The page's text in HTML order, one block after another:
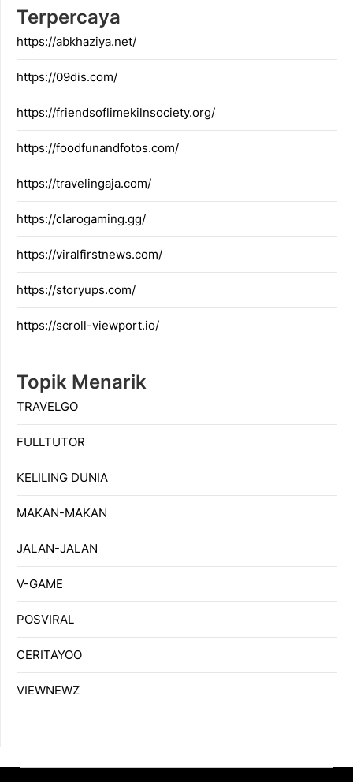
Terpercaya
https://abkhaziya.net/
https://09dis.com/
https://friendsoflimekilnsociety.org/
https://foodfunandfotos.com/
https://travelingaja.com/
https://clarogaming.gg/
https://viralfirstnews.com/
https://storyups.com/
https://scroll-viewport.io/
Topik Menarik
TRAVELGO
FULLTUTOR
KELILING DUNIA
MAKAN-MAKAN
JALAN-JALAN
V-GAME
POSVIRAL
CERITAYOO
VIEWNEWZ